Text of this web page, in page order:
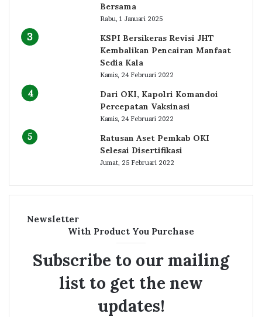
Bersama
Rabu, 1 Januari 2025
KSPI Bersikeras Revisi JHT
Kembalikan Pencairan Manfaat
Sedia Kala
Kamis, 24 Februari 2022
Dari OKI, Kapolri Komandoi
Percepatan Vaksinasi
Kamis, 24 Februari 2022
Ratusan Aset Pemkab OKI
Selesai Disertifikasi
Jumat, 25 Februari 2022
Newsletter
With Product You Purchase
Subscribe to our mailing
list to get the new
updates!